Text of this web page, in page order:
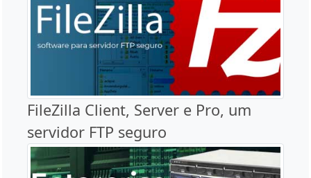
FileZilla Client, Server e Pro, um
servidor FTP seguro